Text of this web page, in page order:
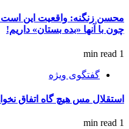
محسن زنگنه: واقعیت این است
چون با آنها «بده بستان» داریم!
1 min read
گفتگوی ویژه
استقلال مس هیچ گاه اتفاق
1 min read